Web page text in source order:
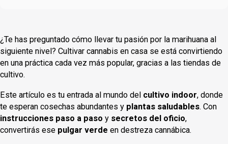
¿Te has preguntado cómo llevar tu pasión por la marihuana al
siguiente nivel? Cultivar cannabis en casa se está convirtiendo
en una práctica cada vez más popular, gracias a las tiendas de
cultivo.
Este artículo es tu entrada al mundo del cultivo indoor, donde
te esperan cosechas abundantes y plantas saludables. Con
instrucciones paso a paso y secretos del oficio,
convertirás ese pulgar verde en destreza cannábica.